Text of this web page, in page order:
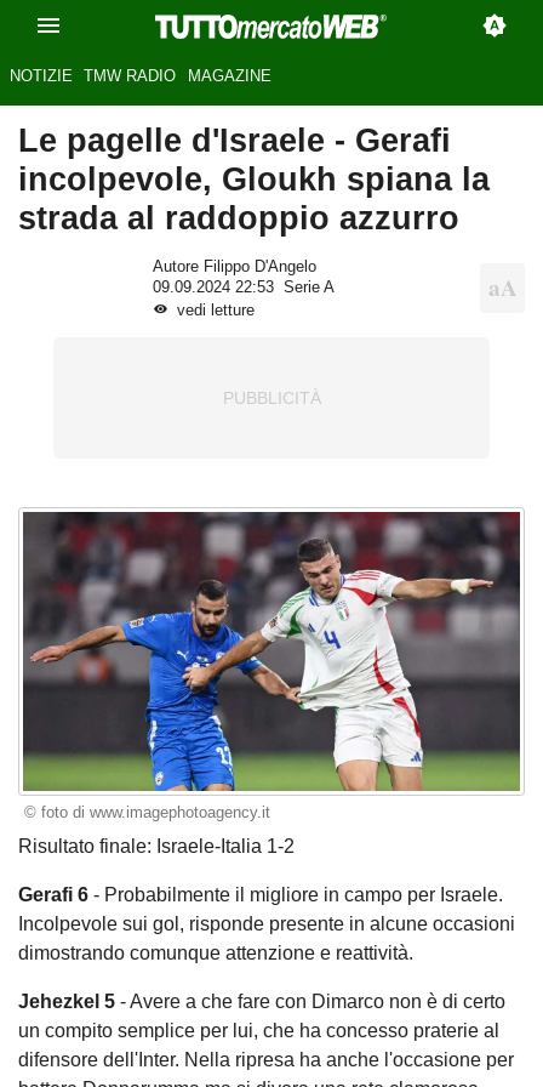
NOTIZIE TMW RADIO MAGAZINE
Le pagelle d'Israele - Gerafi
incolpevole, Gloukh spiana la
strada al raddoppio azzurro
Autore Filippo D'Angelo
09.09.2024 22:53
Serie A
vedi letture
© foto di www.imagephotoagency.it
Risultato finale: Israele-Italia 1-2
Gerafi 6 - Probabilmente il migliore in campo per Israele.
Incolpevole sui gol, risponde presente in alcune occasioni
dimostrando comunque attenzione e reattività.
Jehezkel 5 - Avere a che fare con Dimarco non è di certo
un compito semplice per lui, che ha concesso praterie al
difensore dell'Inter. Nella ripresa ha anche l'occasione per